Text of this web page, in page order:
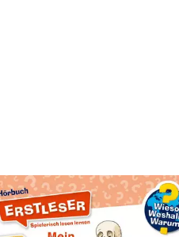
VERLAG
Wieso? Weshalb? Warum?
Erstleser: Mein Körper,1 Audio-CD